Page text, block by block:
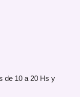
de 10 a 20 Hs y